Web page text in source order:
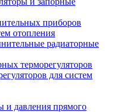
приборов
отопления
радиаторные
терморегуляторов
для систем
и давления прямого